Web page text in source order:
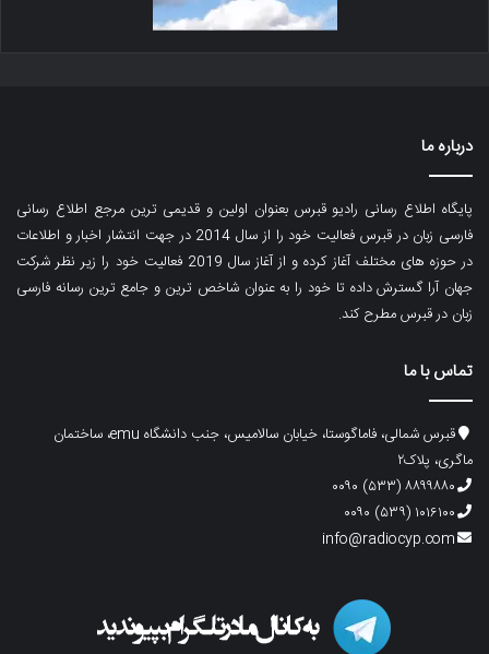
درباره ما
پایگاه اطلاع رسانی رادیو قبرس بعنوان اولین و قدیمی ترین مرجع اطلاع رسانی
فارسی زبان در قبرس فعالیت خود را از سال 2014 در جهت انتشار اخبار و اطلاعات
در حوزه های مختلف آغاز کرده و از آغاز سال 2019 فعالیت خود را زیر نظر شرکت
جهان آرا گسترش داده تا خود را به عنوان شاخص ترین و جامع ترین رسانه فارسی
زبان در قبرس مطرح کند.
تماس با ما
قبرس شمالی، فاماگوستا، خیابان سالامیس، جنب دانشگاه emu، ساختمان
ماگری، پلاک۲
۸۸۹۹۸۸۰ (۵۳۳) ۰۰۹۰
۱۰۱۶۱۰۰ (۵۳۹) ۰۰۹۰
info@radiocyp.com